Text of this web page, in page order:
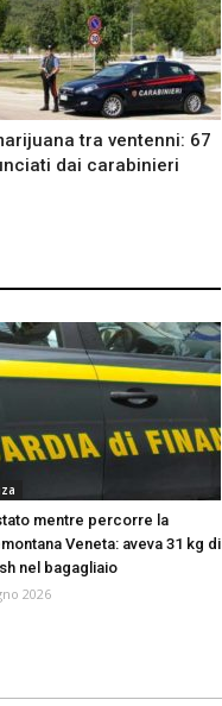
tra ventenni: 67
dai carabinieri
mentre percorre la
Veneta: aveva 31 kg di
nel bagagliaio
2026